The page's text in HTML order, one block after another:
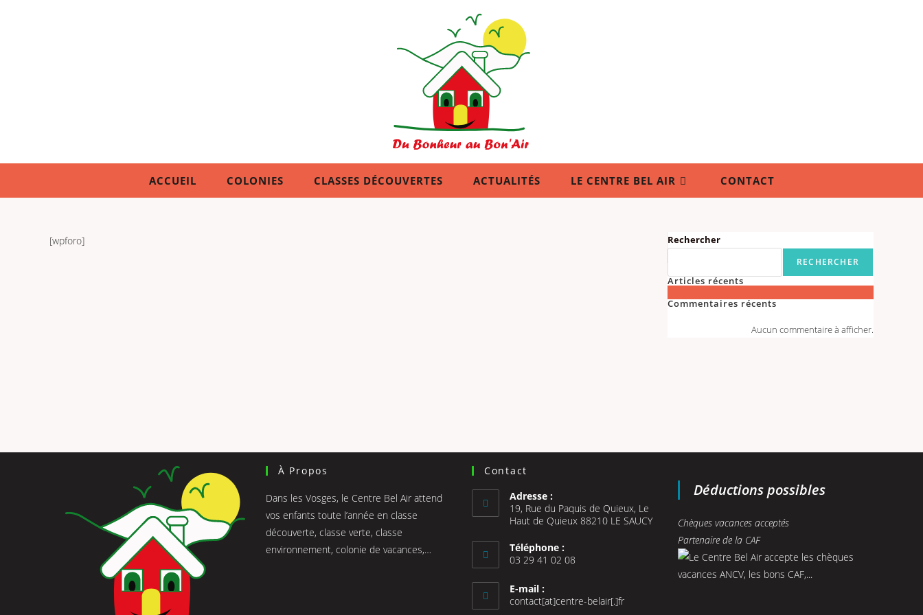
ACCUEIL COLONIES CLASSES DÉCOUVERTES ACTUALITÉS LE CENTRE BEL AIR CONTACT
[wpforo] Rechercher
RECHERCHER
Articles récents
Commentaires récents
Aucun commentaire à afficher.
À Propos
Dans les Vosges, le Centre Bel Air attend
vos enfants toute l’année en classe
découverte, classe verte, classe
environnement, colonie de vacances,…
Contact
Adresse :
19, Rue du Paquis de Quieux, Le
Haut de Quieux 88210 LE SAUCY
Téléphone :
03 29 41 02 08
E-mail :
contact[at]centre-belair[.]fr
Déductions possibles
Chèques vacances acceptés
Partenaire de la CAF